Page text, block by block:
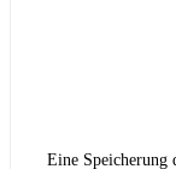
Eine Speicherung